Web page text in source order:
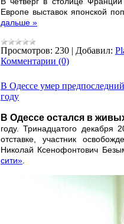
Европе выставок японской
дальше »
Просмотров: 230 | Добавил:
Комментарии (0)
В Одессе умер
году
В Одессе остался в
году. Тринадцатого декабря
отставке, участник
Николай Ксенофонтович
сити»